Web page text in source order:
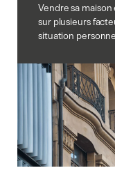
Vendre sa
sur plusieurs
situation